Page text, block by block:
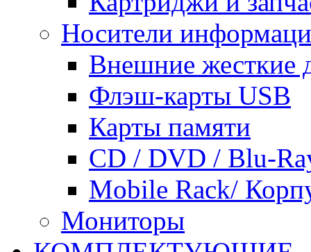
Носители
Внешние жесткие
Флэш-карты USB
Карты памяти
CD / DVD / Blu-
Mobile Rack/
Мониторы